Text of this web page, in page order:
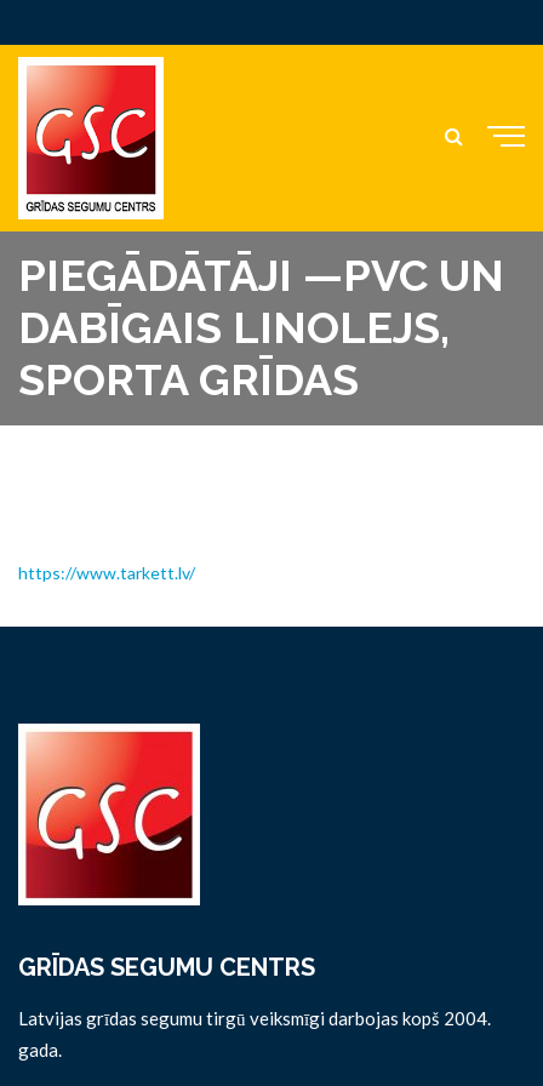
PIEGĀDĀTĀJI —PVC UN
DABĪGAIS LINOLEJS,
SPORTA GRĪDAS
https://www.tarkett.lv/
GRĪDAS SEGUMU CENTRS
Latvijas grīdas segumu tirgū veiksmīgi darbojas kopš 2004.
gada.